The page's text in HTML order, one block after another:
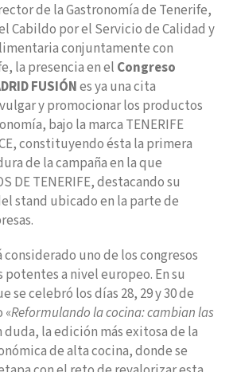
de la Gastronomía de Tenerife,
Cabildo por el Servicio de Calidad y
conjuntamente con
la presencia en el Congreso
FUSIÓNes ya una cita
y promocionar los productos
bajo la marca TENERIFE
constituyendo ésta la primera
de la campaña en la que
DE TENERIFE, destacando su
stand ubicado en la parte de
uno de los congresos
a nivel europeo. En su
se celebró los días 28, 29 y 30 de
«Reformulando la cocina: cambian las
duda, la edición más exitosa de la
de alta cocina, donde se